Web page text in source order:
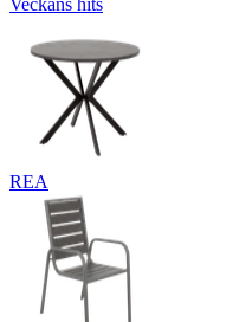
Veckans hits
REA